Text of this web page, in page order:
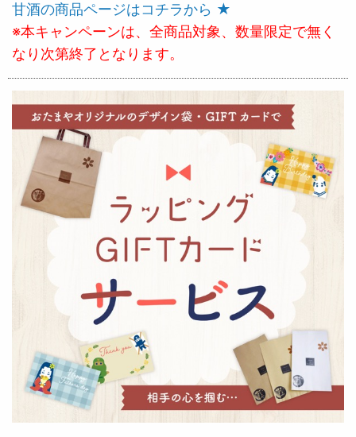
甘酒の商品ページはコチラから ★
※本キャンペーンは、全商品対象、数量限定で無く
なり次第終了となります。